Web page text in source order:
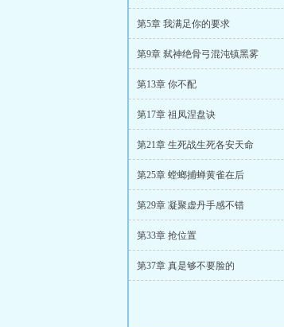
第5章 我满足你的要求
第9章 弑神绝骨弓混沌镇黑雾
第13章 你不配
第17章 祖凤涅盘诀
第21章 生死战生死各安天命
第25章 螳螂捕蝉黄雀在后
第29章 凝聚虚丹手感不错
第33章 抢位置
第37章 真是够不要脸的